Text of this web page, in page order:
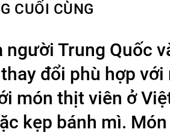
CUỐI CÙNG
Trung Quốc
đổi phù hợp với
món thịt viên ở
kẹp bánh mì. Món